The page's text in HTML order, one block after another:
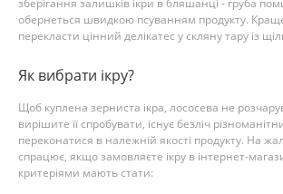
зберігання залишків ікри в бляшанці - груба
обернеться швидкою псуванням продукту.
перекласти цінний делікатес у скляну тару із
Як вибрати ікру?
Щоб куплена зерниста ікра, лососева не
вирішите її спробувати, існує безліч
переконатися в належній якості продукту. На
спрацює, якщо замовляєте ікру в інтернет-
критеріями мають стати: